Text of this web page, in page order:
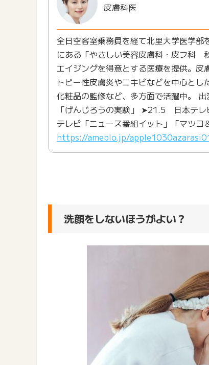
皮膚科医
全日空客室乗務員を経て北里大学医学部
にある「やさしい美容皮膚科・皮フ科
エイジングを得意とする医療を提供。
トピー性皮膚炎やニキビなどを中心とし
化粧品の監修など、多方面で活躍中
「げんじろうの実験」 ➤21.5 日本テレ
テレビ「ニュース番組イット」「マツ
https://ameblo.jp/
洗顔をしないほうがよい？